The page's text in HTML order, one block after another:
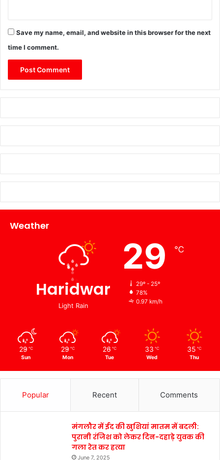
Save my name, email, and website in this browser for the next
time I comment.
Weather
Haridwar
Light Rain
29 ℃
29º - 25º
78%
0.97 km/h
29 ℃
Sun
29 ℃
Mon
26 ℃
Tue
33 ℃
Wed
35 ℃
Thu
Popular Recent Comments
मंगलौर में ईद की खुशियां मातम में बदली:
पुरानी रंजिश को लेकर दिन-दहाड़े युवक की
गला रेत कर हत्या
June 7, 2025